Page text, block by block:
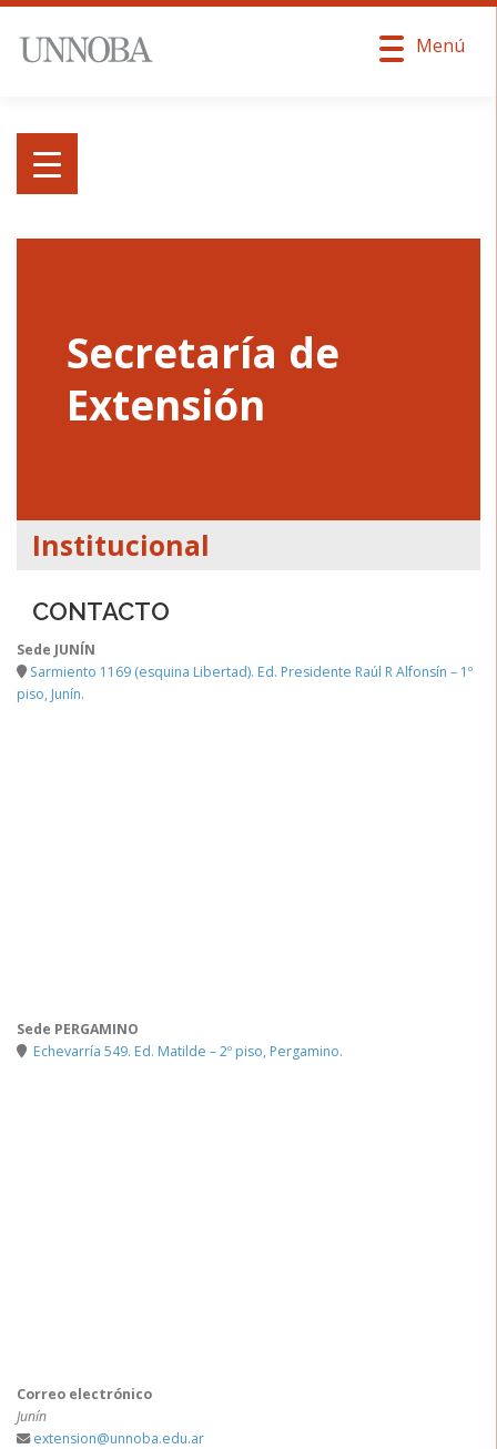
Menú
Secretaría de
Extensión
Institucional
CONTACTO
Sede JUNÍN
Sarmiento 1169 (esquina Libertad). Ed. Presidente Raúl R Alfonsín – 1º
piso, Junín.
Sede PERGAMINO
Echevarría 549. Ed. Matilde – 2º piso, Pergamino.
Correo electrónico
Junín
extension@unnoba.edu.ar